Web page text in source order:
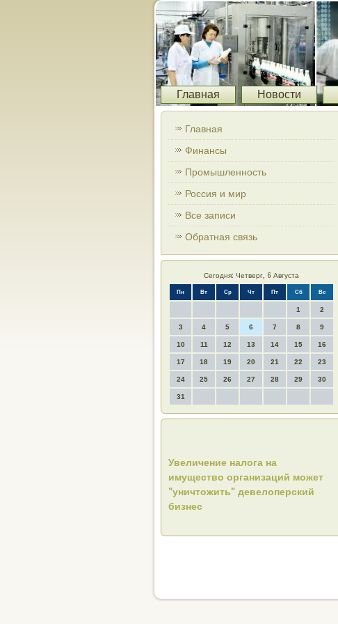
Главная Новости
Главная
Финансы
Промышленность
Россия и мир
Все записи
Обратная связь
Сегодня: Четверг, 6 Августа
Пн Вт Ср Чт Пт Сб Вс
1 2
3 4 5 6 7 8 9
10 11 12 13 14 15 16
17 18 19 20 21 22 23
24 25 26 27 28 29 30
31
Увеличение налога на
имущество организаций может
"уничтожить" девелоперский
бизнес